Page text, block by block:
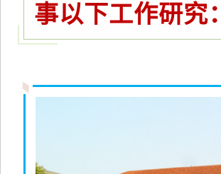
事以下工作研究：